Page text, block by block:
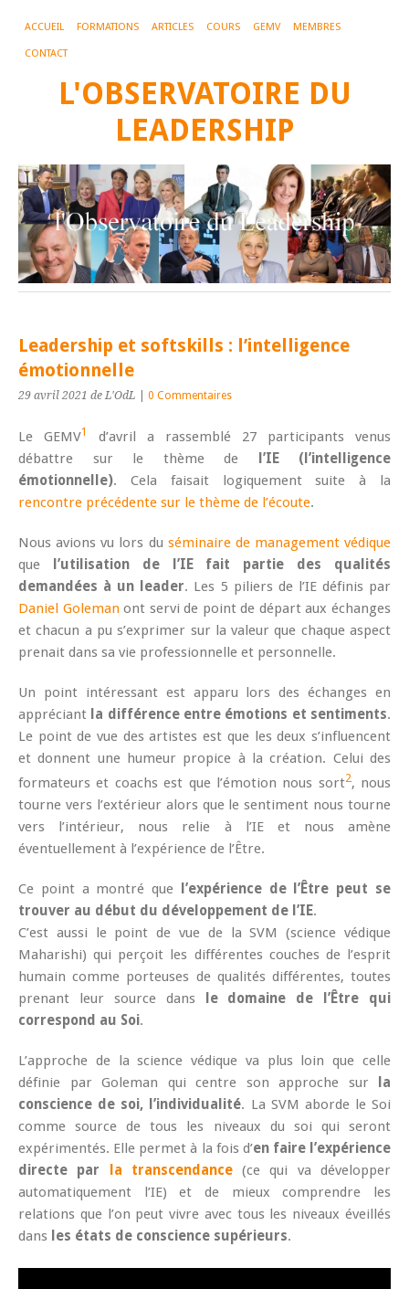
ACCUEIL FORMATIONS ARTICLES COURS GEMV MEMBRES
CONTACT
L'OBSERVATOIRE DU
LEADERSHIP
Leadership et softskills : l’intelligence
émotionnelle
29 avril 2021 de L'OdL 0 Commentaires
Le GEMV1
d’avril a rassemblé 27 participants venus
débattre sur le thème de
l’IE (l’intelligence
émotionnelle). Cela faisait logiquement suite à la
rencontre précédente sur le thème de l’écoute.
Nous avions vu lors du séminaire de management védique
que
l’utilisation de l’IE fait partie des qualités
demandées à un leader. Les 5 piliers de l’IE définis par
Daniel Golemanont servi de point de départ aux échanges
et chacun a pu s’exprimer sur la valeur que chaque aspect
prenait dans sa vie professionnelle et personnelle.
Un point intéressant est apparu lors des échanges en
appréciant la différence entre émotions et sentiments.
Le point de vue des artistes est que les deux s’influencent
et donnent une humeur propice à la création. Celui des
formateurs et coachs est que l’émotion nous sort2, nous
tourne vers l’extérieur alors que le sentiment nous tourne
vers l’intérieur, nous relie à l’IE et nous amène
éventuellement à l’expérience de l’Être.
Ce point a montré que
l’expérience de l’Être peut se
trouver au début du développement de l’IE.
C’est aussi le point de vue de la SVM (science védique
Maharishi) qui perçoit les différentes couches de l’esprit
humain comme porteuses de qualités différentes, toutes
prenant leur source dans
le domaine de l’Être qui
correspond au Soi.
L’approche de la science védique va plus loin que celle
définie par Goleman qui centre son approche sur
la
conscience de soi, l’individualité. La SVM aborde le Soi
comme source de tous les niveaux du soi qui seront
expérimentés. Elle permet à la fois d’en faire l’expérience
directe par
la transcendance(ce qui va développer
automatiquement l’IE) et de mieux comprendre les
relations que l’on peut vivre avec tous les niveaux éveillés
dans
les états de conscience supérieurs.